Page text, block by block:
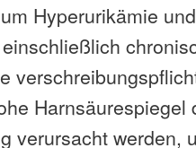
Hyperurikämie
Harnsäurespiegel
verursacht werden,